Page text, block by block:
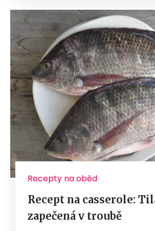
Recepty na oběd
Recept na casserole:
zapečená v troubě